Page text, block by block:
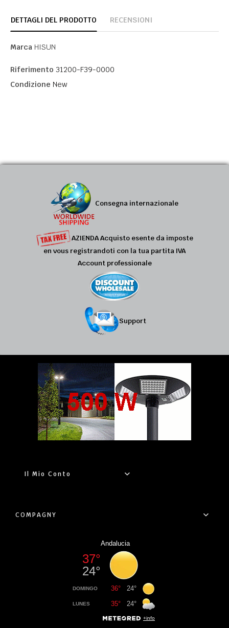
DETTAGLI DEL PRODOTTO RECENSIONI
Marca HISUN
Riferimento 31200-F39-0000
Condizione New
Consegna internazionale
AZIENDA Acquisto esente da imposte
en vous registrandoti con la tua partita IVA
Account professionale
Support
Il Mio Conto
COMPAGNY